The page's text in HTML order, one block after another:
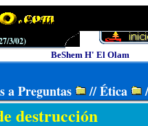
/3/02)
BeShem H' El Olam
a Preguntas //Ética
destrucción